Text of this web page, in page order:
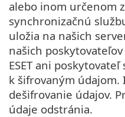
alebo inom určenom
synchronizačnú
uložia na našich
našich
ESET ani
k šifrovaným údajom.
dešifrovanie údajov.
údaje odstránia.